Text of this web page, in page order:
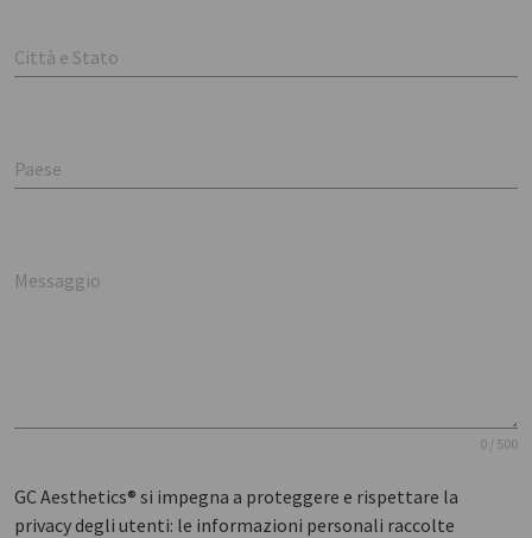
Città e Stato
Paese
Messaggio
0 / 500
GC Aesthetics® si impegna a proteggere e rispettare la
privacy degli utenti: le informazioni personali raccolte